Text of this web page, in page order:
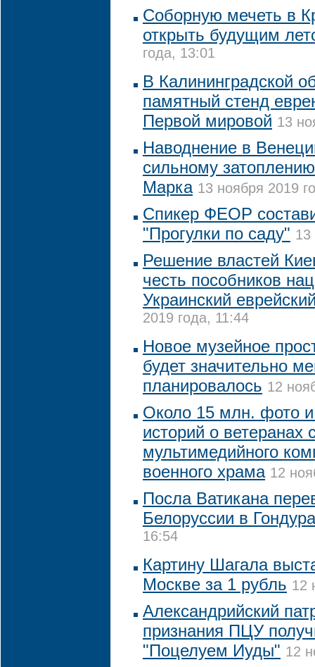
Соборную мечеть в
открыть будущим
года, 13:01
В Калининградской
памятный стенд
Первой мировой 13
Наводнение в
сильному
Марка 13 ноября 2019
Спикер ФЕОР
"Прогулки по саду" 13
Решение властей
честь пособников
Украинский
2019 года, 11:44
Новое музейное
будет значительно
планировалось 12
Около 15 млн. фото
историй о ветеранах
мультимедийного
военного храма 12
Посла Ватикана
Белоруссии в
16:54
Картину Шагала
Москве за 1 рубль 12
Александрийский
признания ПЦУ
"Поцелуем Иуды" 12